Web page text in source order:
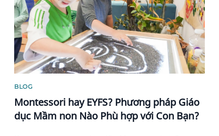
BLOG
Montessori hay EYFS? Phương pháp Giáo
dục Mầm non Nào Phù hợp với Con Bạn?